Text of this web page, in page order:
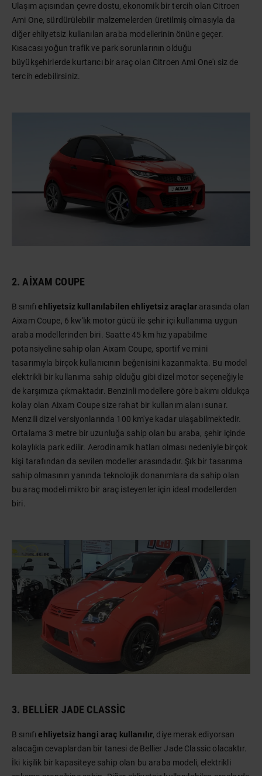
Ulaşım açısından çevre dostu, ekonomik bir tercih olan Citroen
Ami One, sürdürülebilir malzemelerden üretilmiş olmasıyla da
diğer ehliyetsiz kullanılan araba modellerinin önüne geçer.
Kısacası yoğun trafik ve park sorunlarının olduğu
büyükşehirlerde kurtarıcı bir araç olan Citroen Ami One'ı siz de
tercih edebilirsiniz.
2. AIXAM COUPE
B sınıfıehliyetsiz kullanılabilen ehliyetsiz araçlararasında olan
Aixam Coupe, 6 kw'lık motor gücü ile şehir içi kullanıma uygun
araba modellerinden biri. Saatte 45 km hız yapabilme
potansiyeline sahip olan Aixam Coupe, sportif ve mini
tasarımıyla birçok kullanıcının beğenisini kazanmakta. Bu model
elektrikli bir kullanıma sahip olduğu gibi dizel motor seçeneğiyle
de karşımıza çıkmaktadır. Benzinli modellere göre bakımı oldukça
kolay olan Aixam Coupe size rahat bir kullanım alanı sunar.
Menzili dizel versiyonlarında 100 km'ye kadar ulaşabilmektedir.
Ortalama 3 metre bir uzunluğa sahip olan bu araba, şehir içinde
kolaylıkla park edilir. Aerodinamik hatları olması nedeniyle birçok
kişi tarafından da sevilen modeller arasındadır. Şık bir tasarıma
sahip olmasının yanında teknolojik donanımlara da sahip olan
bu araç modeli mikro bir araç isteyenler için ideal modellerden
biri.
3. BELLIER JADE CLASSIC
B sınıfıehliyetsiz hangi araç kullanılır, diye merak ediyorsan
alacağın cevaplardan bir tanesi de Bellier Jade Classic olacaktır.
İki kişilik bir kapasiteye sahip olan bu araba modeli, elektrikli